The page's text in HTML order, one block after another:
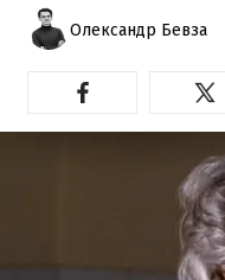
Олександр Бевза